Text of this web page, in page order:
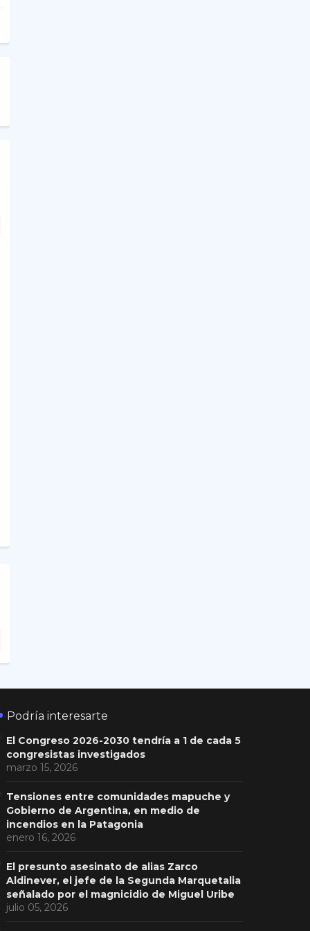
Podría interesarte
El Congreso 2026-2030 tendría a 1 de cada 5
congresistas investigados
marzo 15, 2026
Tensiones entre comunidades mapuche y
Gobierno de Argentina, en medio de
incendios en la Patagonia
enero 16, 2026
El presunto asesinato de alias Zarco
Aldinever, el jefe de la Segunda Marquetalia
señalado por el magnicidio de Miguel Uribe
julio 05, 2026